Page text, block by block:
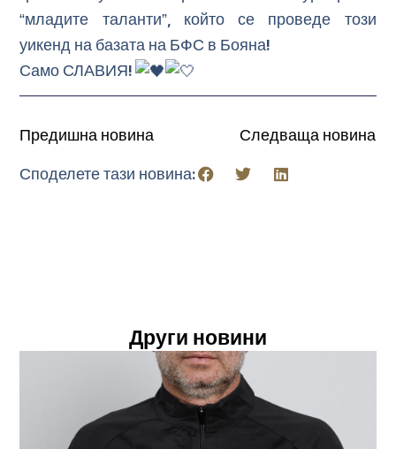
“младите таланти”, който се проведе този
уикенд на базата на БФС в Бояна!
Само СЛАВИЯ!
Предишна новина Следваща новина
Споделете тази новина:
Други новини